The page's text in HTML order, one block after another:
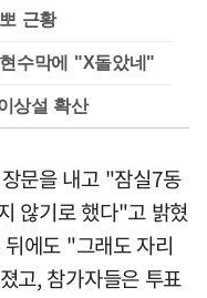
근황
수막에 "X돌았네"
상설 확산
문을 내고 "잠실7동
않기로 했다"고 밝혔
에도 "그래도 자리
고, 참가자들은 투표